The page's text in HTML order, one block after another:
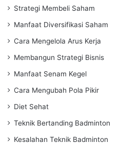
Strategi Membeli Saham
Manfaat Diversifikasi Saham
Cara Mengelola Arus Kerja
Membangun Strategi Bisnis
Manfaat Senam Kegel
Cara Mengubah Pola Pikir
Diet Sehat
Teknik Bertanding Badminton
Kesalahan Teknik Badminton